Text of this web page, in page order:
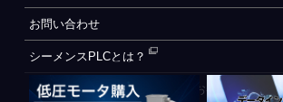
お問い合わせ
シーメンスPLCとは？
自動化設備をご検討されているお客様へ